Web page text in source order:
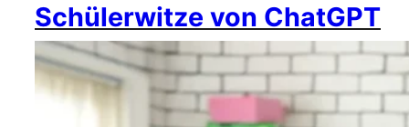
Schülerwitze von ChatGPT